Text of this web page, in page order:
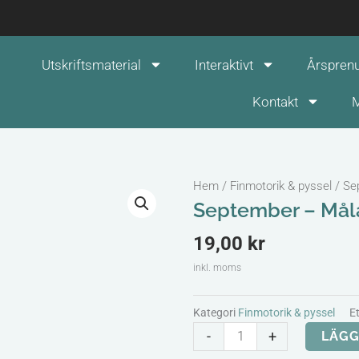
Utskriftsmaterial Interaktivt
Kontakt
Hem / Finmotorik & pyssel /
September –
19,00 kr
inkl. moms
Kategori Finmotorik & pyssel
-
September
-
+